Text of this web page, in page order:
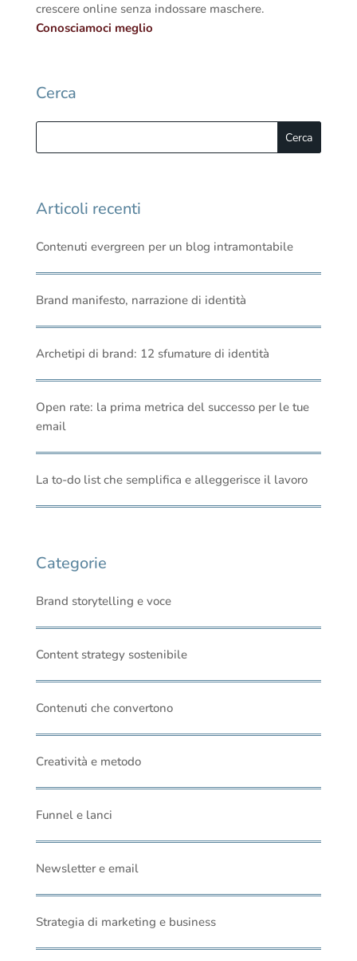
crescere online senza indossare maschere.
Conosciamoci meglio
Cerca
Articoli recenti
Contenuti evergreen per un blog intramontabile
Brand manifesto, narrazione di identità
Archetipi di brand: 12 sfumature di identità
Open rate: la prima metrica del successo per le tue
email
La to-do list che semplifica e alleggerisce il lavoro
Categorie
Brand storytelling e voce
Content strategy sostenibile
Contenuti che convertono
Creatività e metodo
Funnel e lanci
Newsletter e email
Strategia di marketing e business